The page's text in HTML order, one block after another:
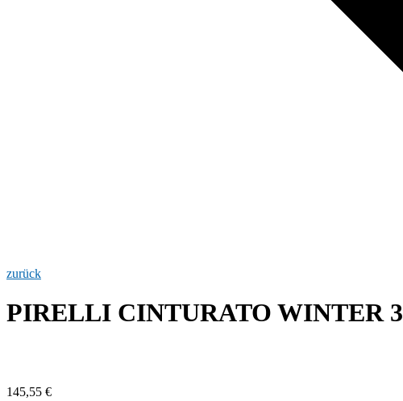
zurück
PIRELLI CINTURATO WINTER 3
145,55 €